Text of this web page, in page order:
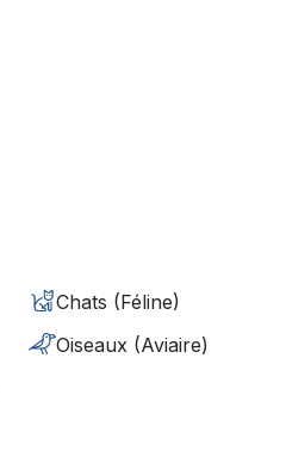
Chats (Féline)
Oiseaux (Aviaire)